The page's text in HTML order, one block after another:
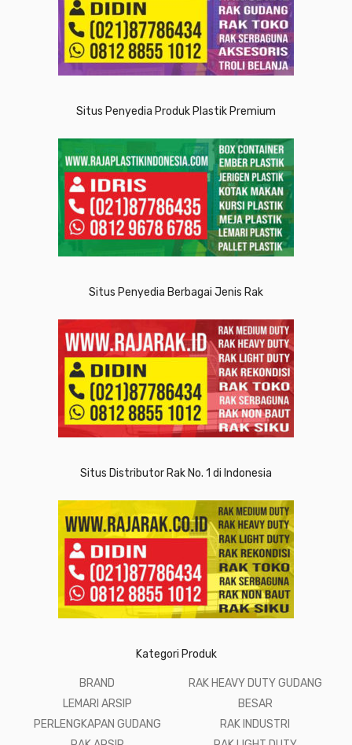
Situs Penyedia Produk Plastik Premium
Situs Penyedia Berbagai Jenis Rak
Situs Distributor Rak No. 1 di Indonesia
Kategori Produk
BRAND
LEMARI ARSIP
PERLENGKAPAN GUDANG
RAK HEAVY DUTY GUDANG
BESAR
RAK INDUSTRI